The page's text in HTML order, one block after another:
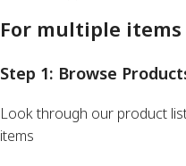
For multiple items
Step 1: Browse
Look through our product
items